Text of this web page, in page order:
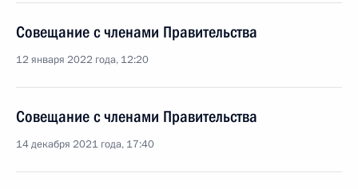
Совещание с членами Правительства
12 января 2022 года, 12:20
Совещание с членами Правительства
14 декабря 2021 года, 17:40